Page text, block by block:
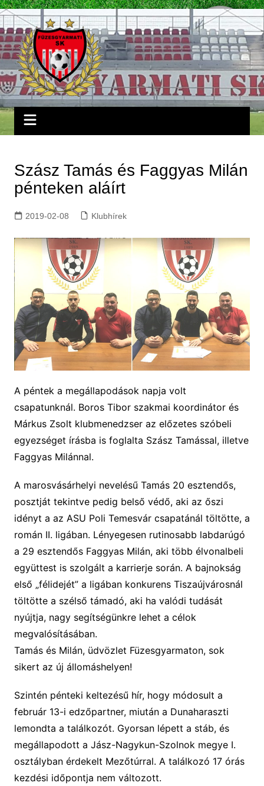
Skip
to
content
Szász Tamás és Faggyas Milán
pénteken aláírt
2019-02-08 Klubhírek
A péntek a megállapodások napja volt
csapatunknál. Boros Tibor szakmai koordinátor és
Márkus Zsolt klubmenedzser az előzetes szóbeli
egyezséget írásba is foglalta Szász Tamással, illetve
Faggyas Milánnal.
A marosvásárhelyi nevelésű Tamás 20 esztendős,
posztját tekintve pedig belső védő, aki az őszi
idényt a az ASU Poli Temesvár csapatánál töltötte, a
román II. ligában. Lényegesen rutinosabb labdarúgó
a 29 esztendős Faggyas Milán, aki több élvonalbeli
együttest is szolgált a karrierje során. A bajnokság
első „félidejét” a ligában konkurens Tiszaújvárosnál
töltötte a szélső támadó, aki ha valódi tudását
nyújtja, nagy segítségünkre lehet a célok
megvalósításában.
Tamás és Milán, üdvözlet Füzesgyarmaton, sok
sikert az új állomáshelyen!
Szintén pénteki keltezésű hír, hogy módosult a
február 13-i edzőpartner, miután a Dunaharaszti
lemondta a találkozót. Gyorsan lépett a stáb, és
megállapodott a Jász-Nagykun-Szolnok megye I.
osztályban érdekelt Mezőtúrral. A találkozó 17 órás
kezdési időpontja nem változott.